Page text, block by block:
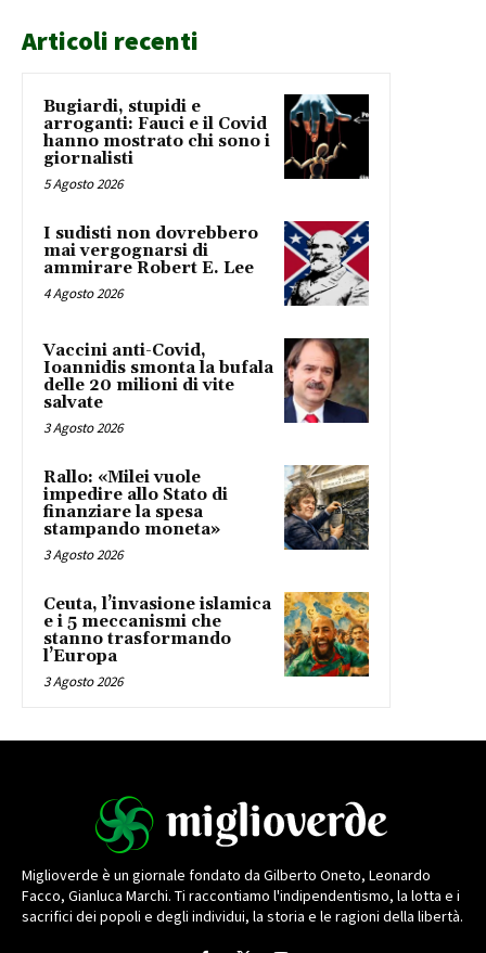
Articoli recenti
Bugiardi, stupidi e
arroganti: Fauci e il Covid
hanno mostrato chi sono i
giornalisti
5 Agosto 2026
I sudisti non dovrebbero
mai vergognarsi di
ammirare Robert E. Lee
4 Agosto 2026
Vaccini anti-Covid,
Ioannidis smonta la bufala
delle 20 milioni di vite
salvate
3 Agosto 2026
Rallo: «Milei vuole
impedire allo Stato di
finanziare la spesa
stampando moneta»
3 Agosto 2026
Ceuta, l’invasione islamica
e i 5 meccanismi che
stanno trasformando
l’Europa
3 Agosto 2026
Miglioverde è un giornale fondato da Gilberto Oneto, Leonardo
Facco, Gianluca Marchi. Ti raccontiamo l'indipendentismo, la lotta e i
sacrifici dei popoli e degli individui, la storia e le ragioni della libertà.